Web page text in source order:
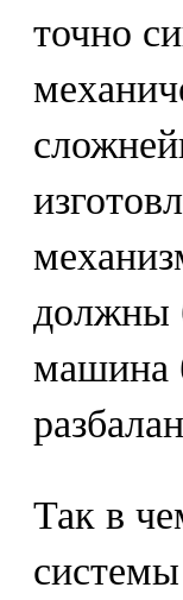
точно
должны
машина
Так в